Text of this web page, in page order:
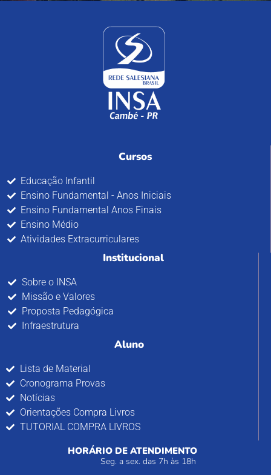
Cursos
Educação Infantil
Ensino Fundamental - Anos Iniciais
Ensino Fundamental Anos Finais
Ensino Médio
Atividades Extracurriculares
Institucional
Sobre o INSA
Missão e Valores
Proposta Pedagógica
Infraestrutura
Aluno
Lista de Material
Cronograma Provas
Notícias
Orientações Compra Livros
TUTORIAL COMPRA LIVROS
HORÁRIO DE ATENDIMENTO
Seg. a sex. das 7h às 18h